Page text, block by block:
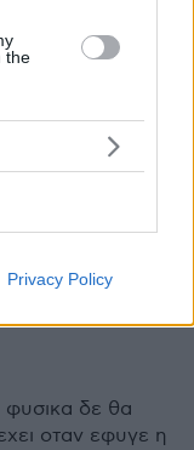
the
Privacy Policy
που να κάνει
χορηγήσουν
εμάς για να
δε θα
οταν εφυγε η